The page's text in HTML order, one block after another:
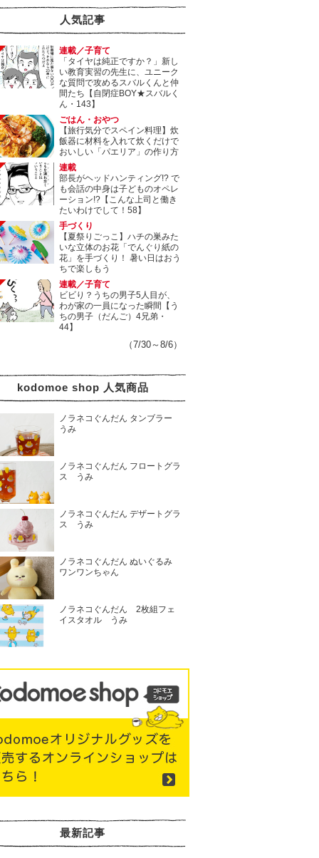
人気記事
連載／子育て
「タイヤは純正ですか？」新し
い教育実習の先生に、ユニーク
な質問で攻めるスバルくんと仲
間たち【自閉症BOY★スバルく
ん・143】
ごはん・おやつ
【旅行気分でスペイン料理】炊
飯器に材料を入れて炊くだけで
おいしい「パエリア」の作り方
連載
部長がヘッドハンティング!? で
も会話の中身は子どものオペレ
ーション!?【こんな上司と働き
たいわけでして！58】
手づくり
【夏祭りごっこ】ハチの巣みた
いな立体のお花「でんぐり紙の
花」を手づくり！ 暑い日はおう
ちで楽しもう
連載／子育て
ビビり？うちの男子5人目が、
わが家の一員になった瞬間【う
ちの男子（だんご）4兄弟・
44】
（7/30～8/6）
kodomoe shop 人気商品
ノラネコぐんだん タンブラー
うみ
ノラネコぐんだん フロートグラ
ス うみ
ノラネコぐんだん デザートグラ
ス うみ
ノラネコぐんだん ぬいぐるみ
ワンワンちゃん
ノラネコぐんだん 2枚組フェ
イスタオル うみ
最新記事